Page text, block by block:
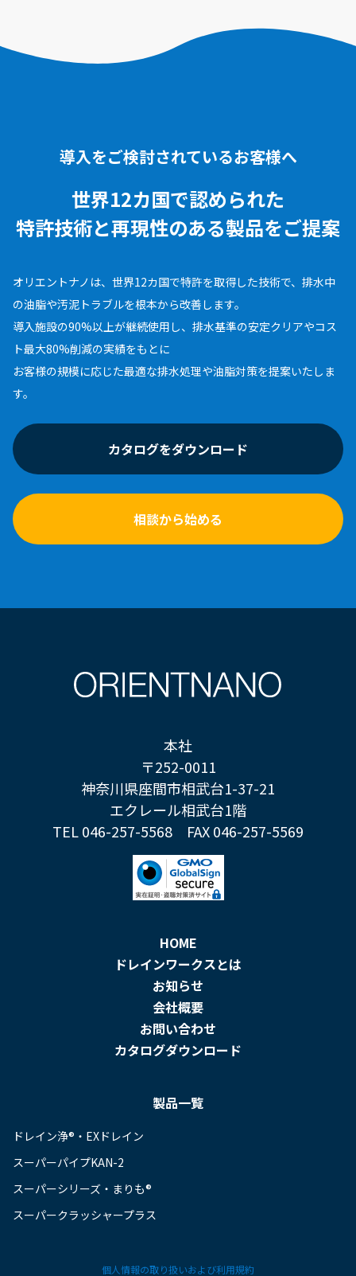
導入をご検討されているお客様へ
世界12カ国で認められた
特許技術と再現性のある製品をご提案
オリエントナノは、世界12カ国で特許を取得した技術で、排水中
の油脂や汚泥トラブルを根本から改善します。
導入施設の90%以上が継続使用し、排水基準の安定クリアやコス
ト最大80%削減の実績をもとに
お客様の規模に応じた最適な排水処理や油脂対策を提案いたしま
す。
カタログをダウンロード
相談から始める
本社
〒252-0011
神奈川県座間市相武台1-37-21
エクレール相武台1階
TEL 046-257-5568 FAX 046-257-5569
HOME
ドレインワークスとは
お知らせ
会社概要
お問い合わせ
カタログダウンロード
製品一覧
ドレイン浄®・EXドレイン
スーパーパイプKAN-2
スーパーシリーズ・まりも®
スーパークラッシャープラス
個人情報の取り扱いおよび利用規約